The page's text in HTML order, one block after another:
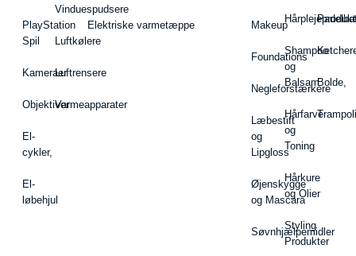
PlayStation
Spil
Kameraer
Objektiver
El-
cykler,
El-
løbehjul
Vinduespudsere
Luftkølere
Luftrensere
Varmeapparater
Elektriske varmetæppe Makeup
Foundations
Negleforstærkere
Læbestift
og
Lipgloss
Øjenskygge
og Mascara
Søvnhjælpemidler
Shampoo
og
Balsam
Hårfarve
og
Toning
Hårkure
og Olier
Styling
Produkter
Bolde,